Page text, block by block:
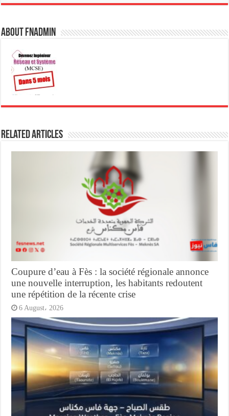
About fnadmin
Related Articles
Coupure d’eau à Fès : la société régionale annonce
une nouvelle interruption, les habitants redoutent
une répétition de la récente crise
6 August، 2026